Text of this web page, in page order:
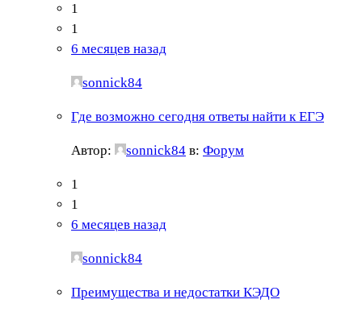
1
1
6 месяцев назад
sonnick84
Где возможно сегодня ответы найти к ЕГЭ
Автор: sonnick84 в: Форум
1
1
6 месяцев назад
sonnick84
Преимущества и недостатки КЭДО